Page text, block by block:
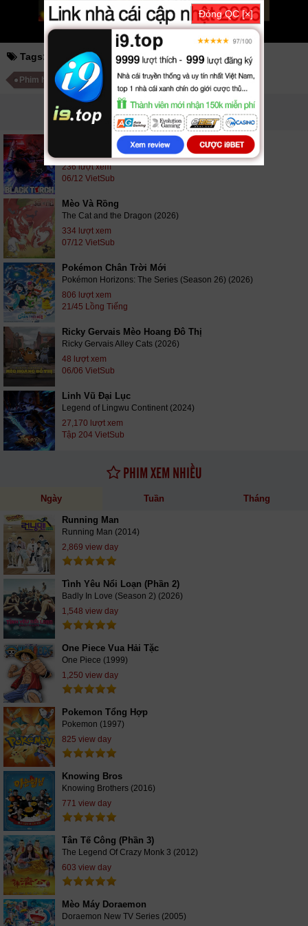
Tags: dị nhân '97 phần 2 dị nhân 97 mùa 2
Phim hoạt hình Phim Anime Mỹ
PHIM LIÊN QUAN
Black Torch (2026)
236 lượt xem
06/12 VietSub
Mèo Và Rồng
The Cat and the Dragon (2026)
334 lượt xem
07/12 VietSub
Pokémon Chân Trời Mới
Pokémon Horizons: The Series (Season 26) (2026)
806 lượt xem
21/45 Lồng Tiếng
Ricky Gervais Mèo Hoang Đô Thị
Ricky Gervais Alley Cats (2026)
48 lượt xem
06/06 VietSub
Linh Vũ Đại Lục
Legend of Lingwu Continent (2024)
27,170 lượt xem
Tập 204 VietSub
PHIM XEM NHIỀU
Ngày Tuần Tháng
Running Man
Running Man (2014)
2,869 view day
Tình Yêu Nổi Loạn (Phần 2)
Badly In Love (Season 2) (2026)
1,548 view day
One Piece Vua Hải Tặc
One Piece (1999)
1,250 view day
Pokemon Tổng Hợp
Pokemon (1997)
825 view day
Knowing Bros
Knowing Brothers (2016)
771 view day
Tân Tế Công (Phần 3)
The Legend Of Crazy Monk 3 (2012)
603 view day
Mèo Máy Doraemon
Doraemon New TV Series (2005)
Đóng QC [×]